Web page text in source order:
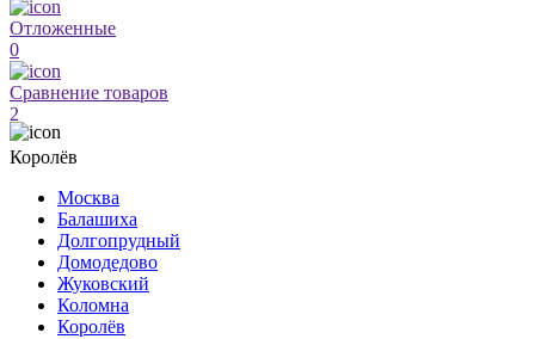
Отложенные
0
Сравнение товаров
2
Королёв
Москва
Балашиха
Долгопрудный
Домодедово
Жуковский
Коломна
Королёв